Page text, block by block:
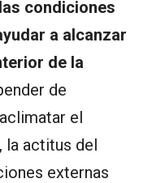
condiciones
a alcanzar
de la
de
el
la actitus del
externas